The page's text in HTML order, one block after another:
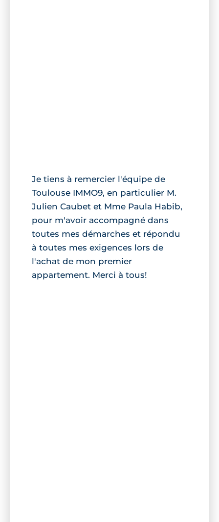
Je tiens à remercier l'équipe de
Toulouse IMMO9, en particulier M.
Julien Caubet et Mme Paula Habib,
pour m'avoir accompagné dans
toutes mes démarches et répondu
à toutes mes exigences lors de
l'achat de mon premier
appartement. Merci à tous!